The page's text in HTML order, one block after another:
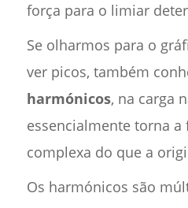
força para o limiar
Se olharmos para o
ver picos, também
harmónicos, na carga
essencialmente torna
complexa do que a
Os harmónicos são